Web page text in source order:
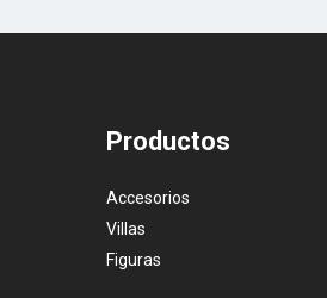
Productos
Accesorios
Villas
Figuras